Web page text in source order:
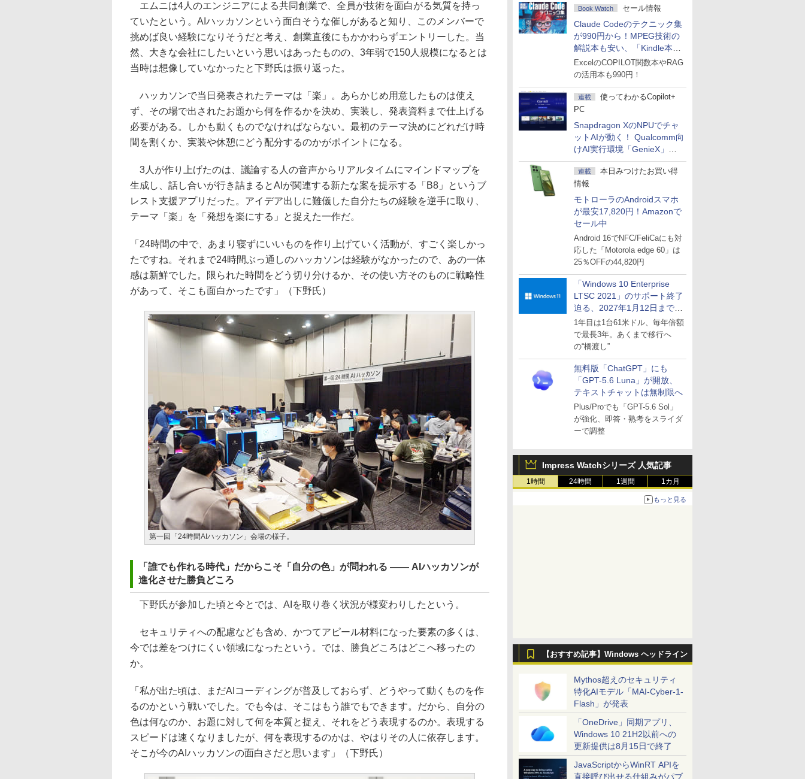
Book Watch セール情報
Claude Codeのテクニック集
が990円から！MPEG技術の
解説本も安い、「Kindle本サ
マーセール」第2弾開始！
ExcelのCOPILOT関数本やRAG
の活用本も990円！
連載
使ってわかるCopilot+
PC
Snapdragon XのNPUでチャ
ットAIが動く！ Qualcomm向
けAI実行環境「GenieX」を
試してみた
連載
本日みつけたお買い得
情報
モトローラのAndroidスマホ
が最安17,820円！Amazonで
セール中
Android 16でNFC/FeliCaにも対
応した「Motorola edge 60」は
25％OFFの44,820円
「Windows 10 Enterprise
LTSC 2021」のサポート終了
迫る、2027年1月12日まで
～ESUは9月1日から販売
1年目は1台61米ドル、毎年倍額
で最長3年。あくまで移行へ
の“橋渡し”
無料版「ChatGPT」にも
「GPT-5.6 Luna」が開放、
テキストチャットは無制限へ
Plus/Proでも「GPT-5.6 Sol」
が強化、即答・熟考をスライダ
ーで調整
Impress Watchシリーズ 人気記事
1時間 24時間 1週間 1カ月
もっと見る
【おすすめ記事】Windows ヘッドライン
Mythos超えのセキュリティ
特化AIモデル「MAI-Cyber-1-
Flash」が発表
「OneDrive」同期アプリ、
Windows 10 21H2以前への
更新提供は8月15日で終了
JavaScriptからWinRT APIを
直接呼び出せる仕組みがパブ
エムニは4人のエンジニアによる共同創業で、全員が技術を面白がる気質を持っ
ていたという。AIハッカソンという面白そうな催しがあると知り、このメンバーで
挑めば良い経験になりそうだと考え、創業直後にもかかわらずエントリーした。当
然、大きな会社にしたいという思いはあったものの、3年弱で150人規模になるとは
当時は想像していなかったと下野氏は振り返った。
ハッカソンで当日発表されたテーマは「楽」。あらかじめ用意したものは使え
ず、その場で出されたお題から何を作るかを決め、実装し、発表資料まで仕上げる
必要がある。しかも動くものでなければならない。最初のテーマ決めにどれだけ時
間を割くか、実装や休憩にどう配分するのかがポイントになる。
3人が作り上げたのは、議論する人の音声からリアルタイムにマインドマップを
生成し、話し合いが行き詰まるとAIが関連する新たな案を提示する「B8」というブ
レスト支援アプリだった。アイデア出しに難儀した自分たちの経験を逆手に取り、
テーマ「楽」を「発想を楽にする」と捉えた一作だ。
「24時間の中で、あまり寝ずにいいものを作り上げていく活動が、すごく楽しかっ
たですね。それまで24時間ぶっ通しのハッカソンは経験がなかったので、あの一体
感は新鮮でした。限られた時間をどう切り分けるか、その使い方そのものに戦略性
があって、そこも面白かったです」（下野氏）
第一回「24時間AIハッカソン」会場の様子。
「誰でも作れる時代」だからこそ「自分の色」が問われる ―― AIハッカソンが
進化させた勝負どころ
下野氏が参加した頃と今とでは、AIを取り巻く状況が様変わりしたという。
セキュリティへの配慮なども含め、かつてアピール材料になった要素の多くは、
今では差をつけにくい領域になったという。では、勝負どころはどこへ移ったの
か。
「私が出た頃は、まだAIコーディングが普及しておらず、どうやって動くものを作
るのかという戦いでした。でも今は、そこはもう誰でもできます。だから、自分の
色は何なのか、お題に対して何を本質と捉え、それをどう表現するのか。表現する
スピードは速くなりましたが、何を表現するのかは、やはりその人に依存します。
そこが今のAIハッカソンの面白さだと思います」（下野氏）